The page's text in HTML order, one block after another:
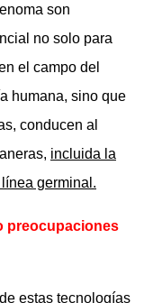
son
no solo para
el campo del
humana, sino que
conducen al
incluida la
germinal.
preocupaciones
estas tecnologías